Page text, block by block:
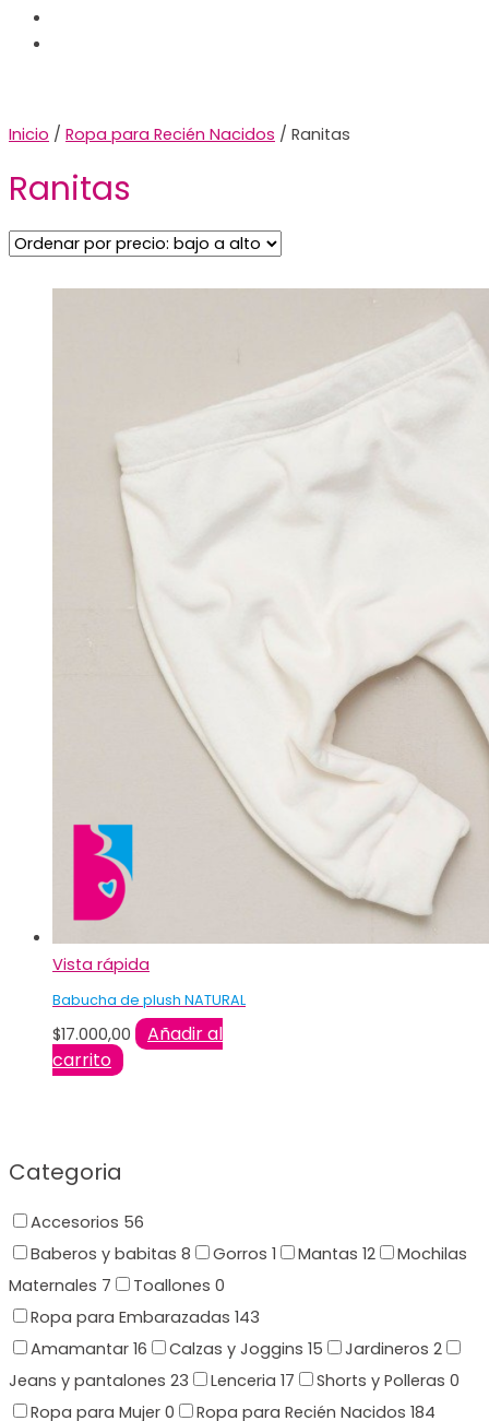
Categoria
Accesorios 56
Baberos y babitas 8 Gorros 1 Mantas 12
Mochilas
Maternales 7 Toallones 0
Ropa para Embarazadas 143
Amamantar 16 Calzas y Joggins 15 Jardineros 2
Jeans y pantalones 23 Lenceria 17 Shorts y Polleras 0
Ropa para Mujer 0 Ropa para Recién Nacidos 184
Inicio / Ropa para Recién Nacidos / Ranitas
Ranitas
Vista rápida
Babucha de plush NATURAL
$17.000,00
Añadir al
carrito